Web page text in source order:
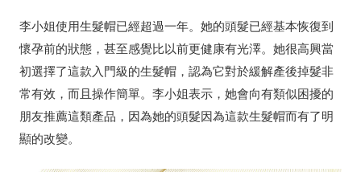
李小姐使用生髮帽已經超過一年。她的頭髮已經基本恢復到
懷孕前的狀態，甚至感覺比以前更健康有光澤。她很高興當
初選擇了這款入門級的生髮帽，認為它對於緩解產後掉髮非
常有效，而且操作簡單。李小姐表示，她會向有類似困擾的
朋友推薦這類產品，因為她的頭髮因為這款生髮帽而有了明
顯的改變。